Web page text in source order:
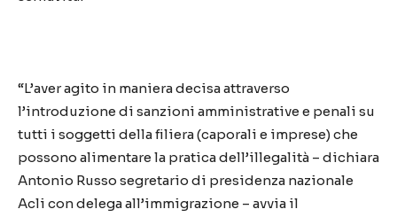
“L’aver agito in maniera decisa attraverso
l’introduzione di sanzioni amministrative e penali su
tutti i soggetti della filiera (caporali e imprese) che
possono alimentare la pratica dell’illegalità – dichiara
Antonio Russo segretario di presidenza nazionale
Acli con delega all’immigrazione – avvia il